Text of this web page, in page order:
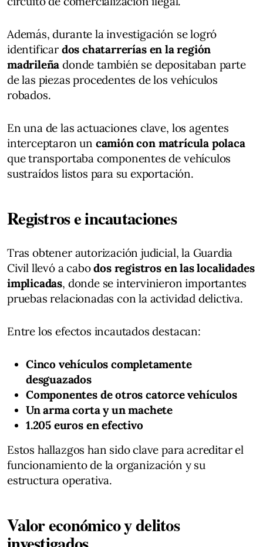
Además, durante la investigación se logró
identificar dos chatarrerías en la región
madrileña donde también se depositaban parte
de las piezas procedentes de los vehículos
robados.
En una de las actuaciones clave, los agentes
interceptaron un camión con matrícula polaca
que transportaba componentes de vehículos
sustraídos listos para su exportación.
Registros e incautaciones
Tras obtener autorización judicial, la Guardia
Civil llevó a cabodos registros en las localidades
implicadas, donde se intervinieron importantes
pruebas relacionadas con la actividad delictiva.
Entre los efectos incautados destacan:
Cinco vehículos completamente
desguazados
Componentes de otros catorce vehículos
Un arma corta y un machete
1.205 euros en efectivo
Estos hallazgos han sido clave para acreditar el
funcionamiento de la organización y su
estructura operativa.
Valor económico y delitos